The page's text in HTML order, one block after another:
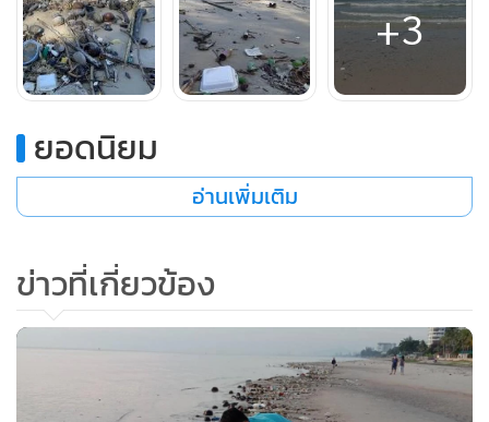
+3
ยอดนิยม
อ่านเพิ่มเติม
ข่าวที่เกี่ยวข้อง